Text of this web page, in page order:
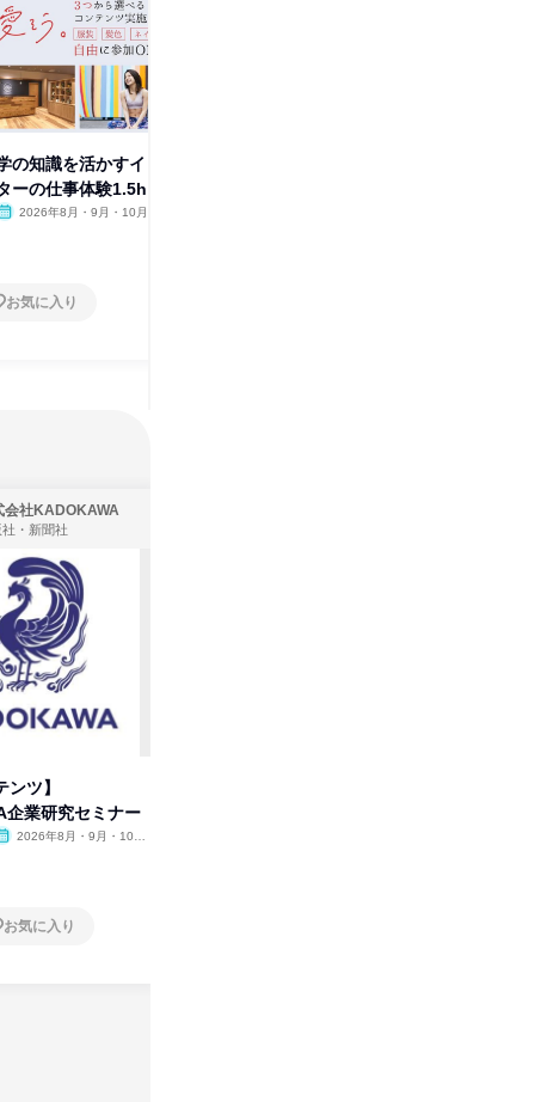
の知識を活かすイ
ーの仕事体験1.5h
2026年8月・9月・10月
お気に入り
会社KADOKAWA
・新聞社
ンツ】
企業研究セミナー
2026年8月・9月・10
お気に入り